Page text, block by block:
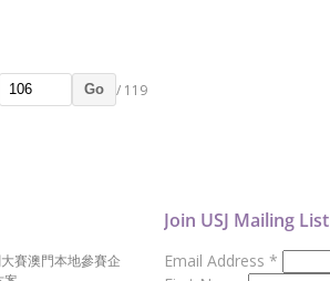
Go / 119
賽澳門本地參賽企
Join USJ Mailing List
Email Address *